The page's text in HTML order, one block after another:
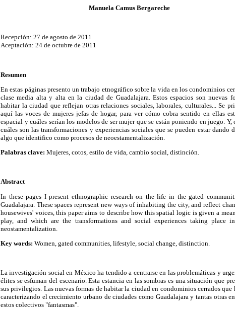
Manuela Camus Bergareche
Recepción: 27 de agosto de 2011
Aceptación: 24 de octubre de 2011
Resumen
En estas páginas presento un trabajo etnográfico sobre la vida en los condominios
clase media alta y alta en la ciudad de Guadalajara. Estos espacios son nuevas
habitar la ciudad que reflejan otras relaciones sociales, laborales, culturales... Se
aquí las voces de mujeres jefas de hogar, para ver cómo cobra sentido en ellas
espacial y cuáles serían los modelos de ser mujer que se están poniendo en juego. Y,
cuáles son las transformaciones y experiencias sociales que se pueden estar dando
algo que identifico como procesos de neoestamentalización.
Palabras clave: Mujeres, cotos, estilo de vida, cambio social, distinción.
Abstract
In these pages I present ethnographic research on the life in the gated
Guadalajara. These spaces represent new ways of inhabiting the city, and reflect
housewives' voices, this paper aims to describe how this spatial logic is given a
play, and which are the transformations and social experiences taking place
neostamentalization.
Key words: Women, gated communities, lifestyle, social change, distinction.
La investigación social en México ha tendido a centrarse en las problemáticas y
élites se esfuman del escenario. Esta estancia en las sombras es una situación que
sus privilegios. Las nuevas formas de habitar la ciudad en condominios cerrados
caracterizando el crecimiento urbano de ciudades como Guadalajara y tantas otras
estos colectivos "fantasmas".